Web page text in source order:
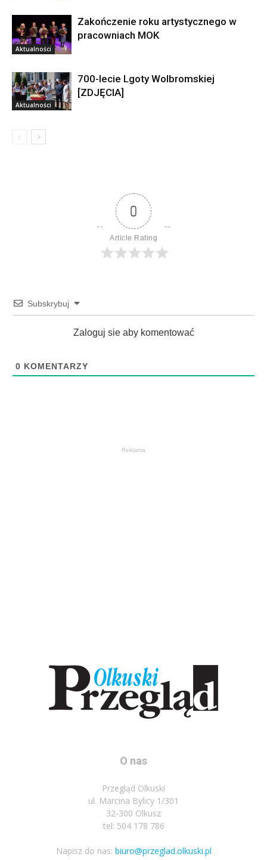
Aktualności
Zakończenie roku artystycznego w
pracowniach MOK
Aktualności
700-lecie Lgoty Wolbromskiej
[ZDJĘCIA]
0
Article Rating
Subskrybuj
Zaloguj sie aby komentować
0 KOMENTARZY
Reklama
O nas
Przegląd Olkuski
ul. Marcina Bylicy 1/301
32-300 Olkusz
tel: 504 178 786
Napisz do nas: biuro@przeglad.olkuski.pl